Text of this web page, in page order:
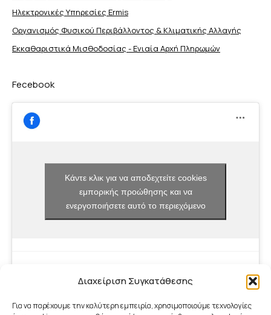
Διαχείριση Συγκατάθεσης
Για να παρέχουμε την καλύτερη εμπειρία, χρησιμοποιούμε τεχνολογίες
Ηλεκτρονικές Υπηρεσίες Ermis
Οργανισμός Φυσικού Περιβάλλοντος & Κλιματικής Aλλαγής
Εκκαθαριστικά Μισθοδοσίας - Ενιαία Αρχή Πληρωμών
Fecebook
Κάντε κλικ για να αποδεχτείτε cookies
εμπορικής προώθησης και να
ενεργοποιήσετε αυτό το περιεχόμενο